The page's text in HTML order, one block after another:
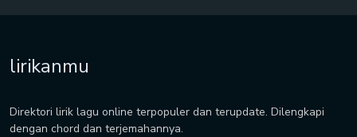
lirikanmu
Direktori lirik lagu online terpopuler dan terupdate. Dilengkapi
dengan chord dan terjemahannya.